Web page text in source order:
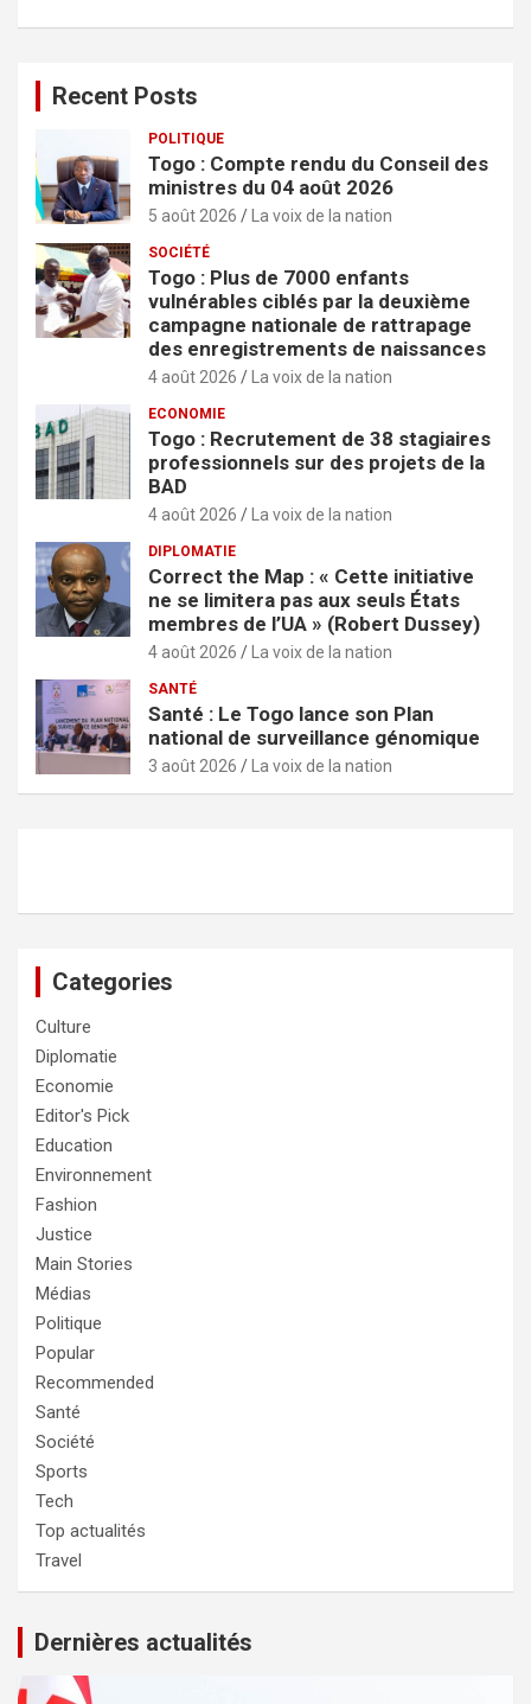
h
Recent Posts
POLITIQUE
Togo : Compte rendu du Conseil des
ministres du 04 août 2026
5 août 2026 La voix de la nation
SOCIÉTÉ
Togo : Plus de 7000 enfants
vulnérables ciblés par la deuxième
campagne nationale de rattrapage
des enregistrements de naissances
4 août 2026 La voix de la nation
ECONOMIE
Togo : Recrutement de 38 stagiaires
professionnels sur des projets de la
BAD
4 août 2026 La voix de la nation
DIPLOMATIE
Correct the Map : « Cette initiative
ne se limitera pas aux seuls États
membres de l’UA » (Robert Dussey)
4 août 2026 La voix de la nation
SANTÉ
Santé : Le Togo lance son Plan
national de surveillance génomique
3 août 2026 La voix de la nation
Categories
Culture
Diplomatie
Economie
Editor's Pick
Education
Environnement
Fashion
Justice
Main Stories
Médias
Politique
Popular
Recommended
Santé
Société
Sports
Tech
Top actualités
Travel
Dernières actualités